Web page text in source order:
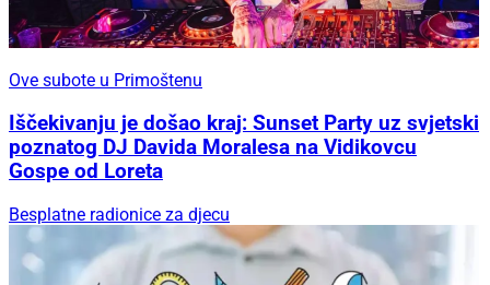
Ove subote u Primoštenu
Iščekivanju je došao kraj: Sunset Party uz svjetski
poznatog DJ Davida Moralesa na Vidikovcu
Gospe od Loreta
Besplatne radionice za djecu